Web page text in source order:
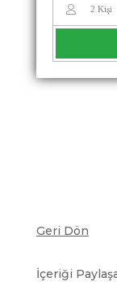
2 Kişi
Geri Dön
İçeriği